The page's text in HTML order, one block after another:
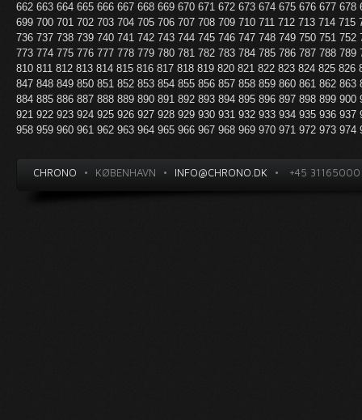
662 663 664 665 666 667 668 669 670 671 672 673 674 675 676 677 678
699 700 701 702 703 704 705 706 707 708 709 710 711 712 713 714 715
736 737 738 739 740 741 742 743 744 745 746 747 748 749 750 751 752
773 774 775 776 777 778 779 780 781 782 783 784 785 786 787 788 789
810 811 812 813 814 815 816 817 818 819 820 821 822 823 824 825 826
847 848 849 850 851 852 853 854 855 856 857 858 859 860 861 862 863
884 885 886 887 888 889 890 891 892 893 894 895 896 897 898 899 900
921 922 923 924 925 926 927 928 929 930 931 932 933 934 935 936 937
958 959 960 961 962 963 964 965 966 967 968 969 970 971 972 973 974
CHRONO • KØBENHAVN • INFO@CHRONO.DK • +45 31165000